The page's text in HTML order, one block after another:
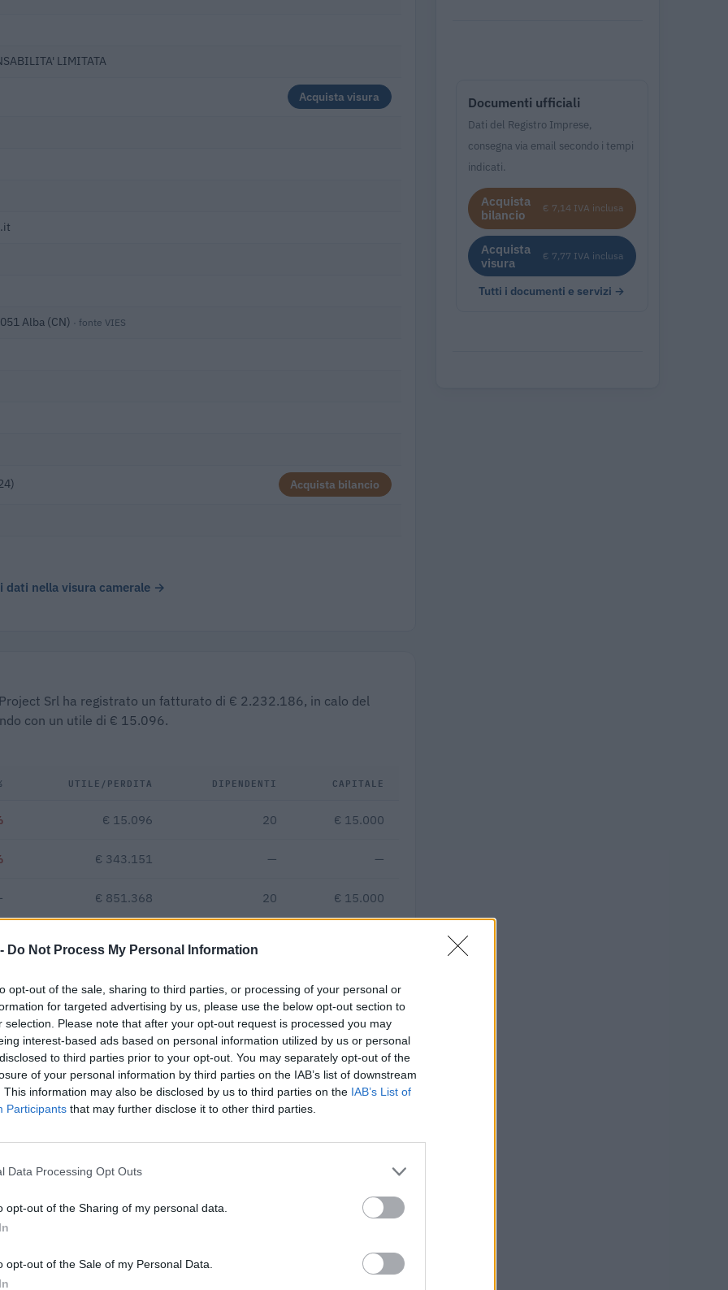
Do Not Process My Personal Information
opt-out of the sale, sharing to third parties, or processing of your personal or
for targeted advertising by us, please use the below opt-out section to
selection. Please note that after your opt-out request is processed you may
interest-based ads based on personal information utilized by us or personal
to third parties prior to your opt-out. You may separately opt-out of the
of your personal information by third parties on the IAB’s list of downstream
This information may also be disclosed by us to third parties on the IAB’s List of
Participants that may further disclose it to other third parties.
Data Processing Opt Outs
opt-out of the Sharing of my personal data.
opt-out of the Sale of my Personal Data.
LIMITATA
Acquista visura
Alba (CN) · fonte VIES
Acquista bilancio
dati nella visura camerale →
Srl ha registrato un fatturato di € 2.232.186, in calo del
con un utile di € 15.096.
UTILE/PERDITA DIPENDENTI CAPITALE
€ 15.096 20 € 15.000
€ 343.151 — —
€ 851.368 20 € 15.000
€ 111.609
per un importo complessivo di 7.700 euro (dati 2024–2024).
IMPORTO AGGIUDICATO
7.700 euro
(Open Data, licenza CC BY-SA 4.0). Ogni CIG e' verificabile sul portale ANAC.
Documenti ufficiali
Dati del Registro Imprese,
consegna via email secondo i tempi
indicati.
Acquista
bilancio
€ 7,14 IVA inclusa
Acquista
visura
€ 7,77 IVA inclusa
Tutti i documenti e servizi →